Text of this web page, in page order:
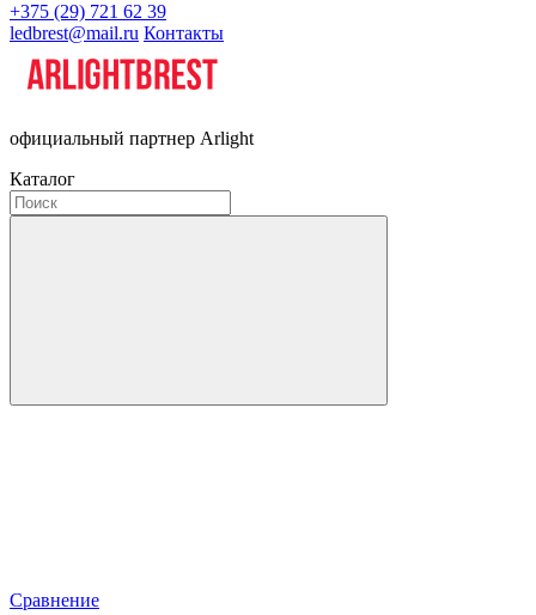
+375 (29) 721 62 39
ledbrest@mail.ru Контакты
официальный партнер Arlight
Каталог
Сравнение